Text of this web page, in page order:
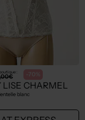
: -70%
LISE CHARMEL
blanc